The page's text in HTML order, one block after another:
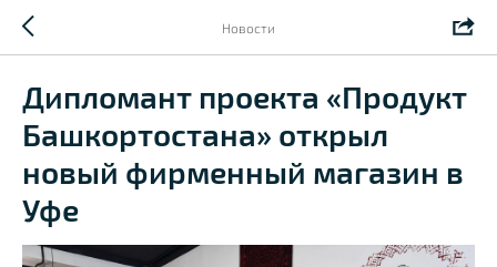
Новости
Дипломант проекта «Продукт
Башкортостана» открыл
новый фирменный магазин в
Уфе